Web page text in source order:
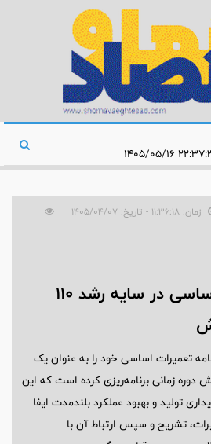
زمان: ۱۱:۳۶:۱۸ - تاریخ: ۱۴۰۵/۰۴/۰۷
۱۰۷ روز تعمیرات اساسی در سایه رشد ۱۱0
تعمیرات اساسی خود را به عنوان یک
دوره زمانی برنامه‌ریزی کرده است که این
تولید و بهبود عملکرد بلندمدت ایفا
تشریح و سپس ارتباط آن با